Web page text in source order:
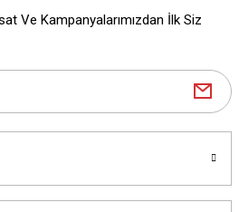
Ve Kampanyalarımızdan İlk Siz